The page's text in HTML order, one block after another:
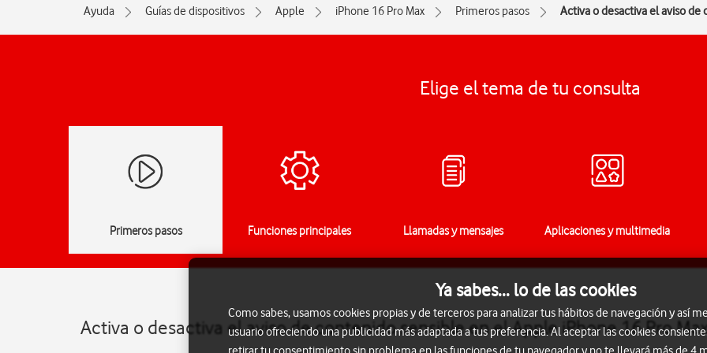
Ayuda Guías de dispositivos Apple iPhone 16 Pro Max Primeros pasos Activa o desactiva el aviso de
Elige el tema de tu consulta
Primeros pasos Funciones principales Llamadas y mensajes Aplicaciones y multimedia
Activa o desactiva el aviso de contenido sensible en el Apple iPhone 16 Pro
Ya sabes... lo de las cookies
Como sabes, usamos cookies propias y de terceros para analizar tus hábitos de navegación y así
usuario ofreciendo una publicidad más adaptada a tus preferencia. Al aceptar las cookies